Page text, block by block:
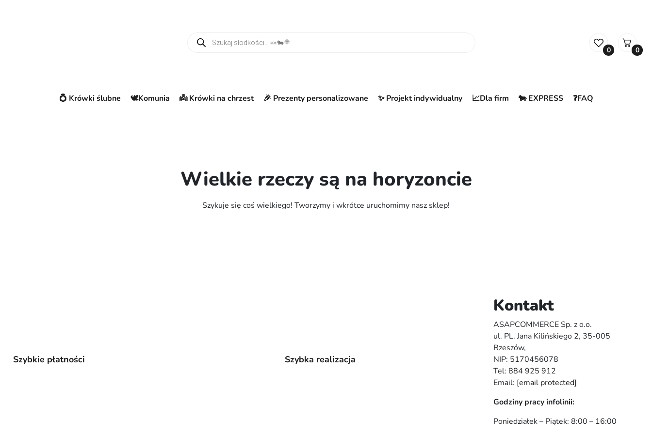
0 0
💍 Krówki ślubne 🕊️Komunia 👼 Krówki na chrzest 🎉 Prezenty personalizowane ✨ Projekt indywidualny 📈Dla firm 🐄 EXPRESS ❓FAQ
Wielkie rzeczy są na horyzoncie
Szykuje się coś wielkiego! Tworzymy i wkrótce uruchomimy nasz sklep!
Szybkie płatności Szybka realizacja
Kontakt
ASAPCOMMERCE Sp. z o.o.
ul. PL. Jana Kilińskiego 2, 35-005
Rzeszów,
NIP: 5170456078
Tel: 884 925 912
Email: [email protected]
Godziny pracy infolinii:
Poniedziałek – Piątek: 8:00 – 16:00